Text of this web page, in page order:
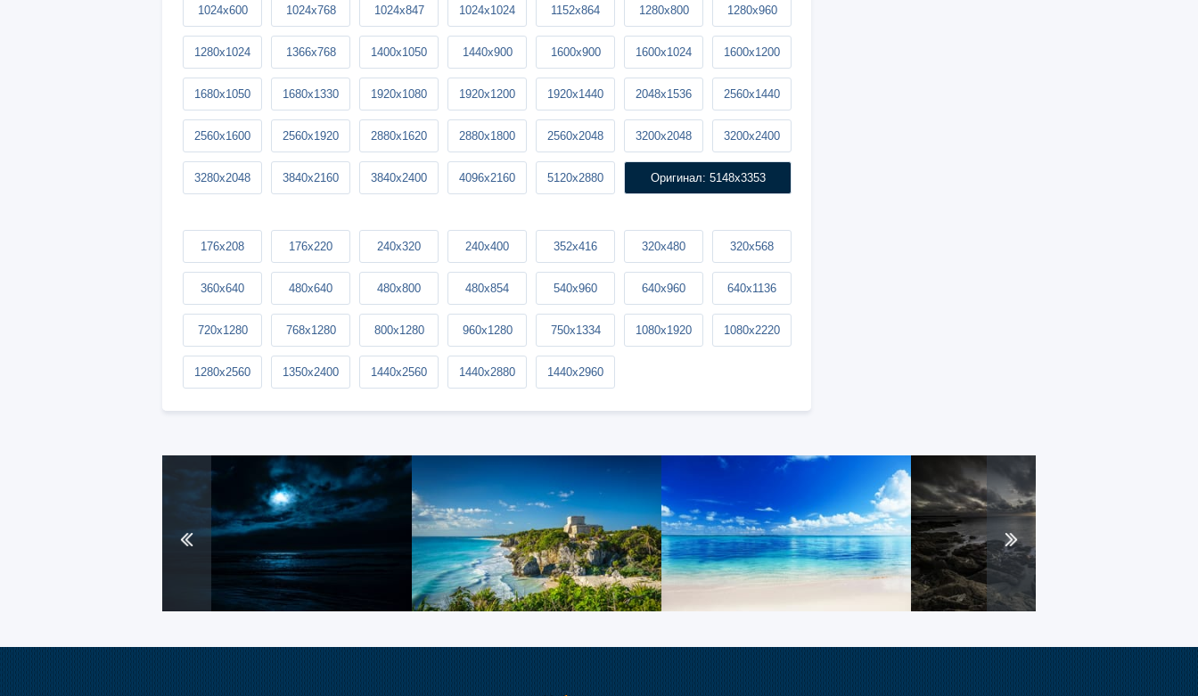
1024x600 1024x768 1024x847 1024x1024 1152x864 1280x800 1280x960
1280x1024 1366x768 1400x1050 1440x900 1600x900 1600x1024 1600x1200
1680x1050 1680x1330 1920x1080 1920x1200 1920x1440 2048x1536 2560x1440
2560x1600 2560x1920 2880x1620 2880x1800 2560x2048 3200x2048 3200x2400
3280x2048 3840x2160 3840x2400 4096x2160 5120x2880 Оригинал: 5148x3353
176x208 176x220 240x320 240x400 352x416 320x480 320x568
360x640 480x640 480x800 480x854 540x960 640x960 640x1136
720x1280 768x1280 800x1280 960x1280 750x1334 1080x1920 1080x2220
1280x2560 1350x2400 1440x2560 1440x2880 1440x2960